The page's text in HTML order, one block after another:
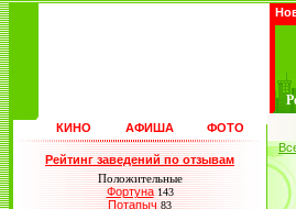
КИНО АФИША ФОТО
Рейтинг заведений по отзывам
Положительные
Фортуна 143
Потапыч 83